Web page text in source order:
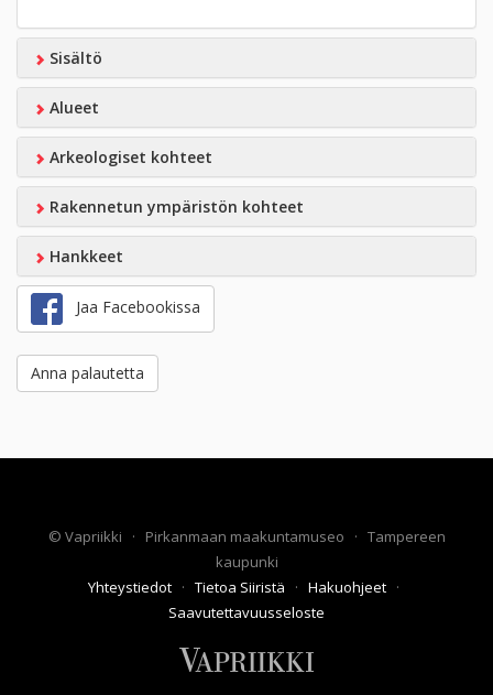
Sisältö
Alueet
Arkeologiset kohteet
Rakennetun ympäristön kohteet
Hankkeet
Jaa Facebookissa
Anna palautetta
© Vapriikki · Pirkanmaan maakuntamuseo · Tampereen
kaupunki
Yhteystiedot · Tietoa Siiristä · Hakuohjeet ·
Saavutettavuusseloste